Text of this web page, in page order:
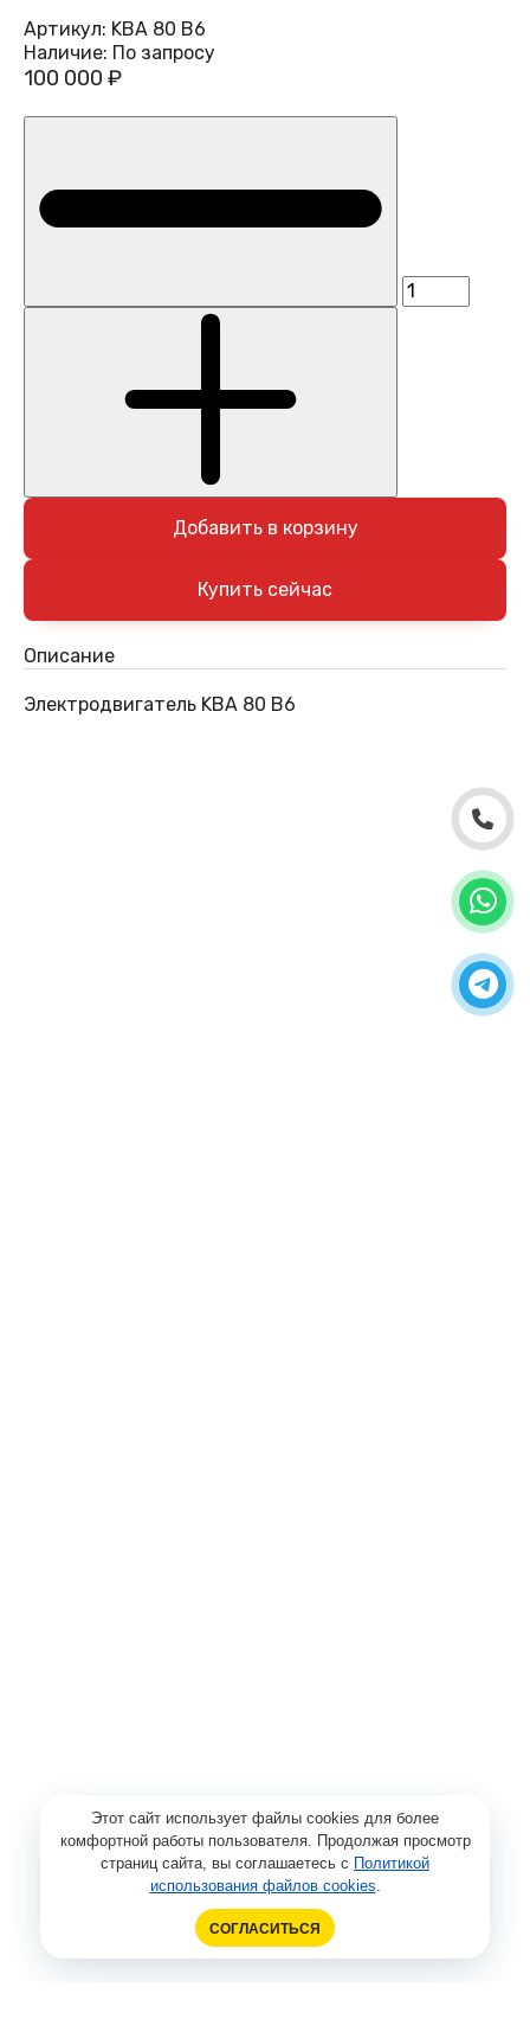
Артикул: KBA 80 B6
Наличие: По запросу
100 000 ₽
Добавить в корзину
Описание
Электродвигатель KBA 80 B6
Этот сайт использует файлы cookies для более
комфортной работы пользователя. Продолжая просмотр
страниц сайта, вы соглашаетесь с Политикой
использования файлов cookies.
СОГЛАСИТЬСЯ